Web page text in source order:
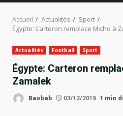
PRINCIPAL
Accueil Actualités
Sport
Égypte: Carteron remplace Micho à
Actualités Football Sport
Égypte: Carteron
Zamalek
Baobab 03/12/2019 1 min